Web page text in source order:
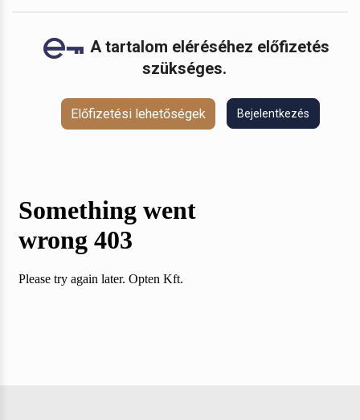
A tartalom eléréséhez előfizetés
szükséges.
Előfizetési lehetőségek Bejelentkezés